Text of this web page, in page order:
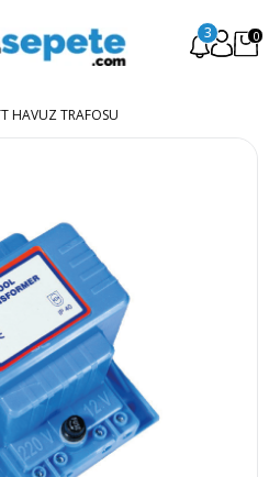
3 0
HAVUZ TRAFOSU